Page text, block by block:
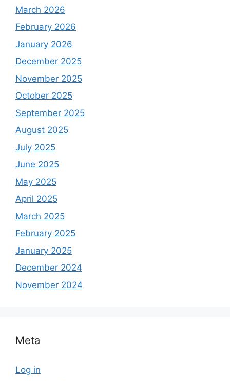
March 2026
February 2026
January 2026
December 2025
November 2025
October 2025
September 2025
August 2025
July 2025
June 2025
May 2025
April 2025
March 2025
February 2025
January 2025
December 2024
November 2024
Meta
Log in